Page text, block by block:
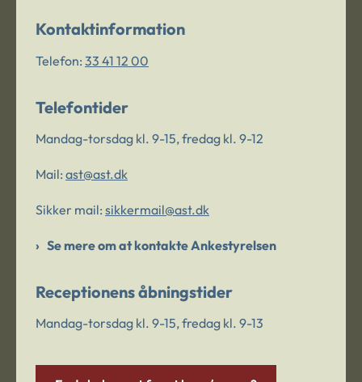
Kontaktinformation
Telefon: 33 41 12 00
Telefontider
Mandag-torsdag kl. 9-15, fredag kl. 9-12
Mail: ast@ast.dk
Sikker mail: sikkermail@ast.dk
Se mere om at kontakte Ankestyrelsen
Receptionens åbningstider
Mandag-torsdag kl. 9-15, fredag kl. 9-13